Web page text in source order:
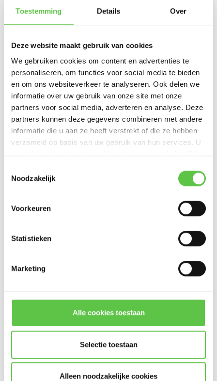
Toestemming Details Over
Deze website maakt gebruik van cookies
We gebruiken cookies om content en advertenties te
personaliseren, om functies voor social media te bieden
en om ons websiteverkeer te analyseren. Ook delen we
informatie over uw gebruik van onze site met onze
partners voor social media, adverteren en analyse. Deze
partners kunnen deze gegevens combineren met andere
informatie die u aan ze heeft verstrekt of die ze hebben
verzameld op basis van uw gebruik van hun services. U
gaat akkoord met onze cookies als u onze website blijft
Noodzakelijk
Voorkeuren
Statistieken
Marketing
Alle cookies toestaan
Selectie toestaan
Alleen noodzakelijke cookies
Cisco Meraki MX68W Enterprise Licentie 1 jaar
Licentie om een Firewall ...
€205,00
Excl. btw
Cisco Meraki MX67C Advanced Security Licentie
Licentie om een Firewall ...
€4.000,00
Cisco Meraki MX67C Advanced Security Licentie